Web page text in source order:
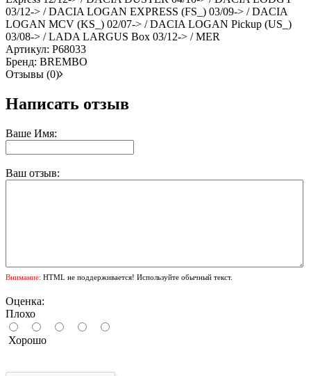
03/12-> / DACIA LOGAN EXPRESS (FS_) 03/09-> / DACIA
LOGAN MCV (KS_) 02/07-> / DACIA LOGAN Pickup (US_)
03/08-> / LADA LARGUS Box 03/12-> / MER
Артикул: P68033
Бренд: BREMBO
Отзывы (0)
Написать отзыв
Ваше Имя:
Ваш отзыв:
Внимание: HTML не поддерживается! Используйте обычный текст.
Оценка:
Плохо
Хорошо